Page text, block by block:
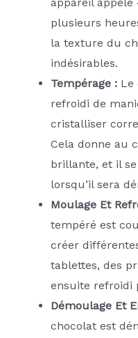
plusieurs
la texture du
indésirables.
Tempérage :Le
refroidi de
cristalliser
Cela donne au
brillante, et il
lorsqu’il sera
Moulage Et
tempéré est
créer
tablettes, des
ensuite refroidi
Démoulage Et
chocolat est